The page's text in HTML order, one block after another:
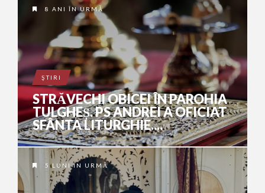
8 ANI ÎN URMĂ
ŞTIRI
STRĂVECHI OBICEI ÎN PAROHIA
TULGHEȘ. PS ANDREI A OFICIAT
SFÂNTA LITURGHIE....
5 LUNI ÎN URMĂ